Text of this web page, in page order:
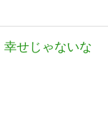
せじゃないな